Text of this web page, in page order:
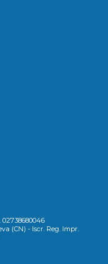
(CN) - Iscr. Reg. Impr.